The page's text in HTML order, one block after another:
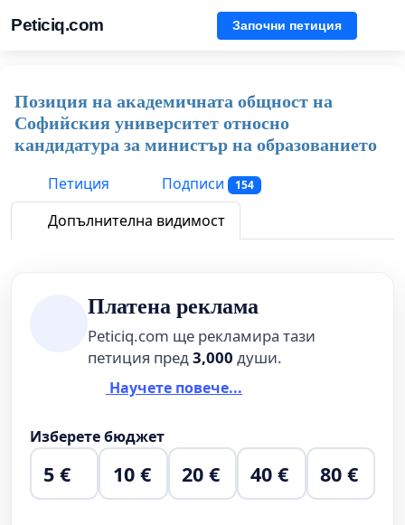
Peticiq.com Започни петиция
Позиция на академичната общност на
Софийския университет относно
кандидатура за министър на образованието
Петиция
Подписи 154
Допълнителна видимост
Платена реклама
Peticiq.com ще рекламира тази
петиция пред3,000 души.
Научете повече...
Изберете бюджет
5 € 10 € 20 € 40 € 80 €